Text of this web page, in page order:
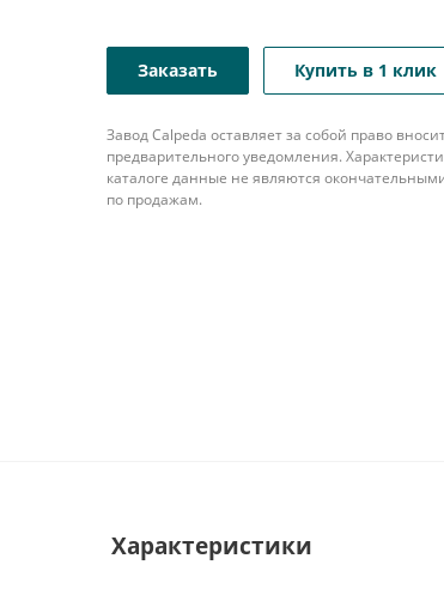
Заказать Купить в 1 клик
Завод Calpeda оставляет за собой право
предварительного уведомления.
каталоге данные не являются
по продажам.
Характеристики